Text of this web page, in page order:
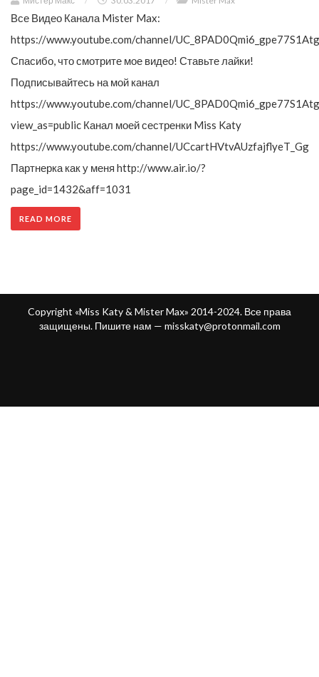
Все Видео Канала Mister Max:
https://www.youtube.com/channel/
Спасибо, что смотрите мое видео! Ставьте лайки!
Подписывайтесь на мой канал
https://www.youtube.com/channel/
view_as=public Канал моей сестренки Miss Katy
https://www.youtube.com/channel/UCcartHVtvAUzfajflyeT_Gg
Партнерка как у меня http://www.air.io/?
page_id=1432&aff=1031
READ MORE
Copyright «Miss Katy & Mister Max» 2014-2024. Все права
защищены. Пишите нам — misskaty@protonmail.com